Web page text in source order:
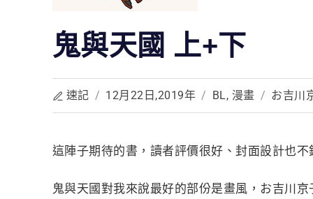
鬼與天國 上+下
速記 / 12月22日,2019年 / BL, 漫畫 / お吉川
這陣子期待的書，讀者評價很好、封面設計也
鬼與天國對我來說最好的部份是畫風，お吉川